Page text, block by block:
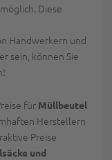
Diese
Handwerkern und
sein, können Sie
für Müllbeutel
Herstellern
Preise
und